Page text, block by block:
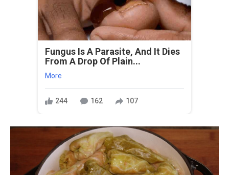
Fungus Is A Parasite, And It Dies
From A Drop Of Plain...
More
244 162 107